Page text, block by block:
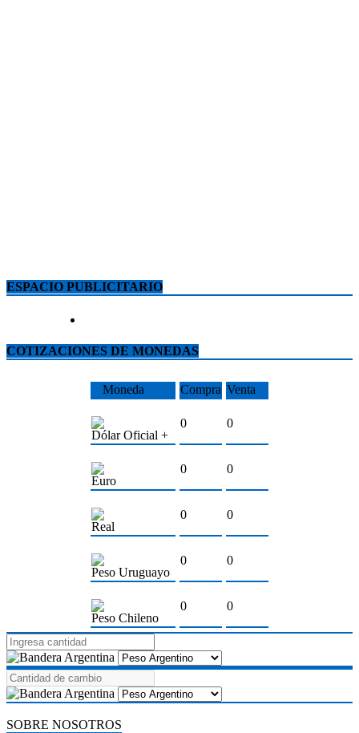
ESPACIO PUBLICITARIO
COTIZACIONES DE MONEDAS
Moneda Compra Venta
Dólar Oficial +
0 0
Euro
0 0
Real
0 0
Peso Uruguayo
0 0
Peso Chileno
0 0
SOBRE NOSOTROS